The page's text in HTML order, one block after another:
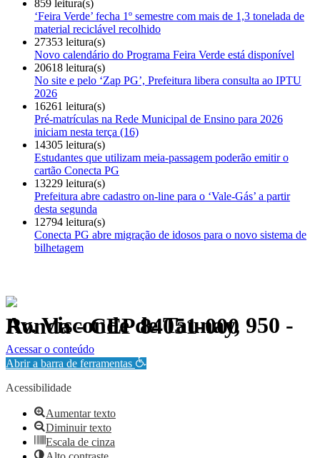
859 leitura(s)
‘Feira Verde’ fecha 1º semestre com mais de 1,3 tonelada de
material reciclável recolhido
27353 leitura(s)
Novo calendário do Programa Feira Verde está disponível
20618 leitura(s)
No site e pelo ‘Zap PG’, Prefeitura libera consulta ao IPTU
2026
16261 leitura(s)
Pré-matrículas na Rede Municipal de Ensino para 2026
iniciam nesta terça (16)
14305 leitura(s)
Estudantes que utilizam meia-passagem poderão emitir o
cartão Conecta PG
13229 leitura(s)
Prefeitura abre cadastro on-line para o ‘Vale-Gás’ a partir
desta segunda
12794 leitura(s)
Conecta PG abre migração de idosos para o novo sistema de
bilhetagem
Av. Visconde de Taunay, 950 - Ronda - CEP 84051-000
Política de Privacidade.
Acessar o conteúdo
Abrir a barra de ferramentas
Acessibilidade
Aumentar texto
Diminuir texto
Escala de cinza